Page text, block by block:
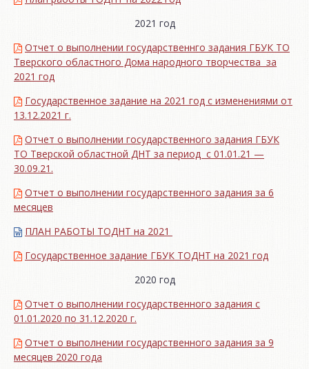
2021 год
Отчет о выполнении государственнго задания ГБУК ТО
Тверского областного Дома народного творчества за
2021 год
Государственное задание на 2021 год с изменениями от
13.12.2021 г.
Отчет о выполнении государственного задания ГБУК
ТО Тверской областной ДНТ за период с 01.01.21 —
30.09.21.
Отчет о выполнении государственного задания за 6
месяцев
ПЛАН РАБОТЫ ТОДНТ на 2021
Государственное задание ГБУК ТОДНТ на 2021 год
2020 год
Отчет о выполнении государственного задания с
01.01.2020 по 31.12.2020 г.
Отчет о выполнении государственного задания за 9
месяцев 2020 года